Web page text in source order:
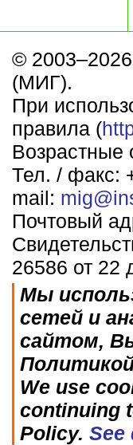
©
(МИГ).
При
правила (
Возрастные
Тел. / факс:
mail:
Почтовый
26586 от 22
Мы
сетей и
сайтом,
We use
continuing
Policy. See